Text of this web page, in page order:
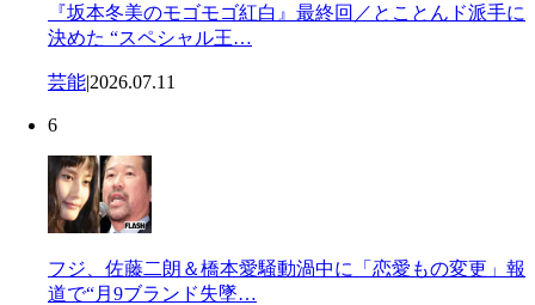
『坂本冬美のモゴモゴ紅白』最終回／とことんド派手に
決めた “スペシャル王…
芸能|2026.07.11
6
フジ、佐藤二朗＆橋本愛騒動渦中に「恋愛もの変更」報
道で“月9ブランド失墜…